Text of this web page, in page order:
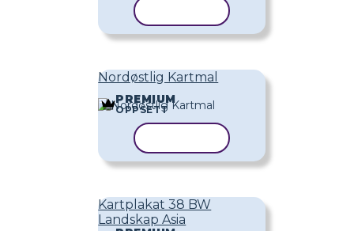
Nordøstlig Kartmal
PREMIUM
OPPSETT
Kartplakat 38 BW
Landskap Asia